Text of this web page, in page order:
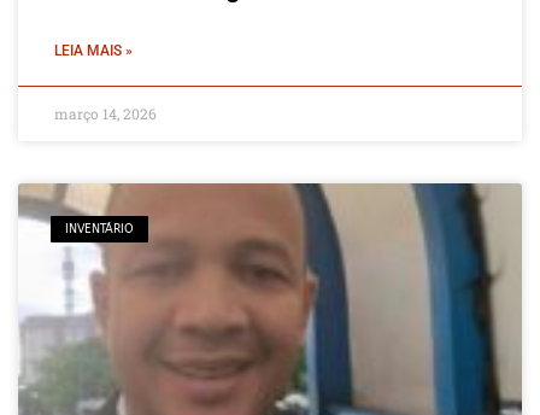
LEIA MAIS »
março 14, 2026
INVENTÁRIO